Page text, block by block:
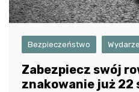
Bezpieczeństwo
Zabezpiecz swój
znakowanie już 22